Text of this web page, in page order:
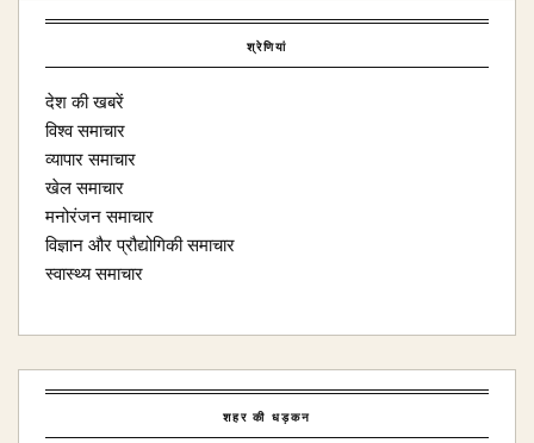
श्रेणियां
देश की खबरें
विश्व समाचार
व्यापार समाचार
खेल समाचार
मनोरंजन समाचार
विज्ञान और प्रौद्योगिकी समाचार
स्वास्थ्य समाचार
शहर की धड़कन